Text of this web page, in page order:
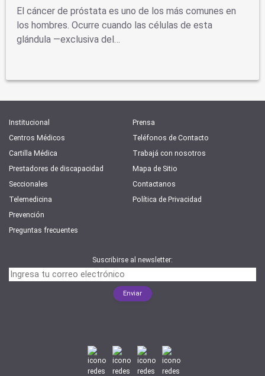
El cáncer de próstata es uno de los más comunes en
los hombres. Ocurre cuando las células de esta
glándula —exclusiva del…
Institucional
Centros Médicos
Cartilla Médica
Prestadores de discapacidad
Seccionales
Telemedicina
Prevención
Preguntas frecuentes
Prensa
Teléfonos de Contacto
Trabajá con nosotros
Mapa de Sitio
Contactanos
Política de Privacidad
Suscribirse al newsletter: